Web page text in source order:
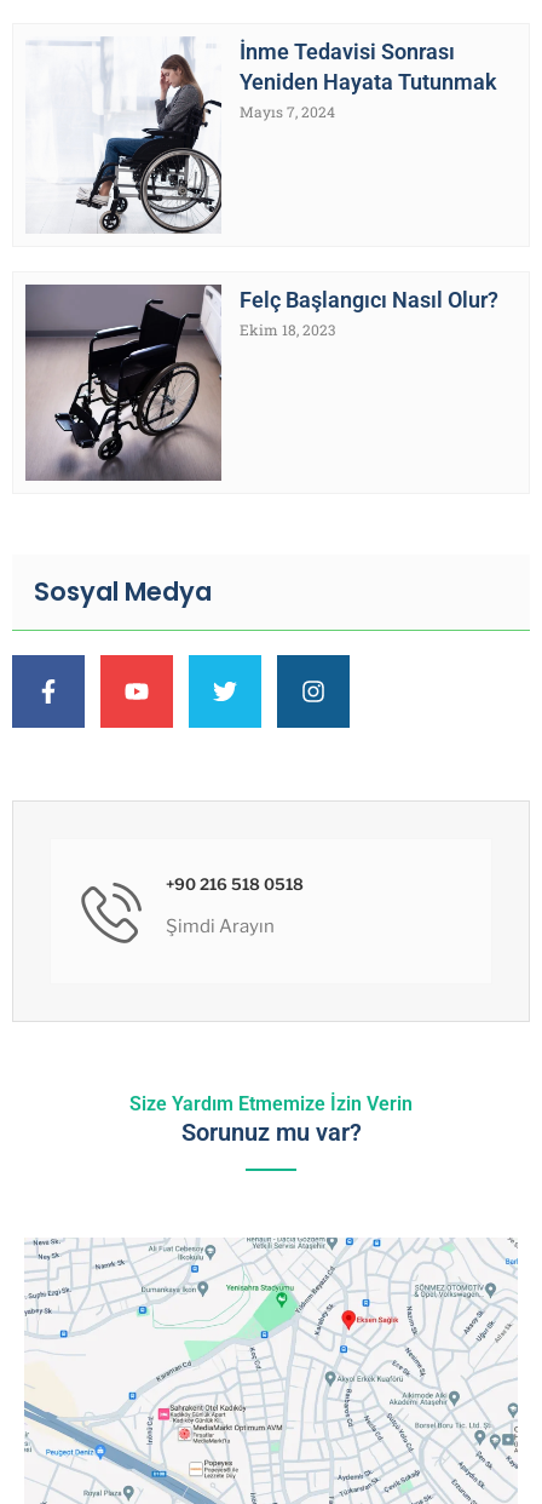
İnme Tedavisi Sonrası
Yeniden Hayata Tutunmak
Mayıs 7, 2024
Felç Başlangıcı Nasıl Olur?
Ekim 18, 2023
Sosyal Medya
+90 216 518 0518
Şimdi Arayın
Size Yardım Etmemize İzin Verin
Sorunuz mu var?